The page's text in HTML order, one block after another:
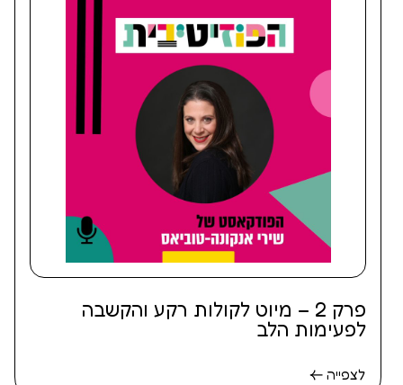
פרק 2 – מיוט לקולות רקע והקשבה
לפעימות הלב
לצפייה